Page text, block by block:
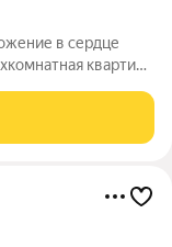
в сердце
квартира
Квартира